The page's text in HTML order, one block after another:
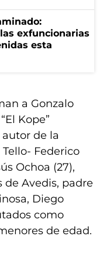
exfuncionarias
esta
a Gonzalo
Kope”
de la
Federico
Ochoa (27),
de Avedis, padre
Diego
como
de edad.